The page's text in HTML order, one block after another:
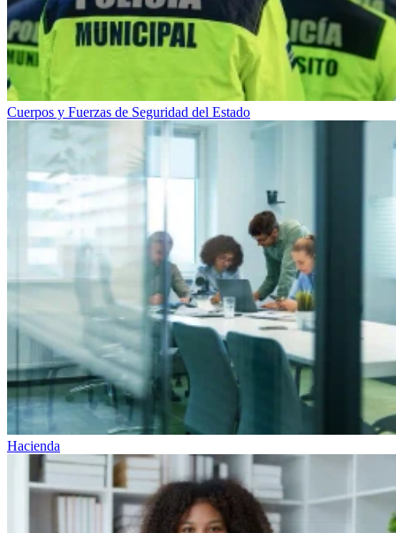
Cuerpos y Fuerzas de Seguridad del Estado
Hacienda